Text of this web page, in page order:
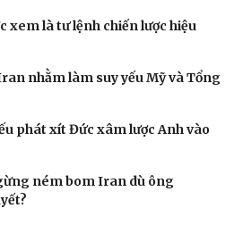
xem là tư lệnh chiến lược hiệu
nhằm làm suy yếu Mỹ và Tổng
phát xít Đức xâm lược Anh vào
ném bom Iran dù ông